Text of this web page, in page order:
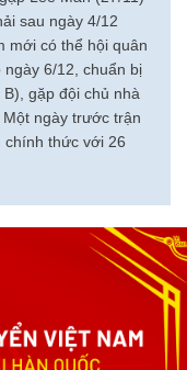
sau ngày 4/12
mới có thể hội quân
6/12, chuẩn bị
gặp đội chủ nhà
ngày trước trận
chính thức với 26